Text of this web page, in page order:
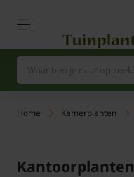
Home Kamerplanten
Kantoorplanten